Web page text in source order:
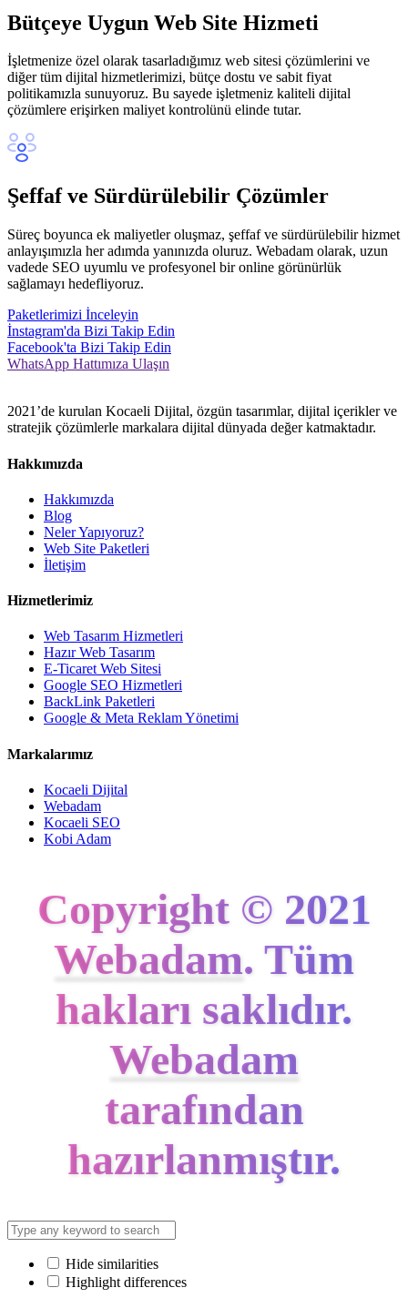
Bütçeye Uygun Web Site Hizmeti
İşletmenize özel olarak tasarladığımız web sitesi çözümlerini ve
diğer tüm dijital hizmetlerimizi, bütçe dostu ve sabit fiyat
politikamızla sunuyoruz. Bu sayede işletmeniz kaliteli dijital
çözümlere erişirken maliyet kontrolünü elinde tutar.
Şeffaf ve Sürdürülebilir Çözümler
Süreç boyunca ek maliyetler oluşmaz, şeffaf ve sürdürülebilir hizmet
anlayışımızla her adımda yanınızda oluruz. Webadam olarak, uzun
vadede SEO uyumlu ve profesyonel bir online görünürlük
sağlamayı hedefliyoruz.
Paketlerimizi İnceleyin
İnstagram'da Bizi Takip Edin
Facebook'ta Bizi Takip Edin
WhatsApp Hattımıza Ulaşın
2021’de kurulan Kocaeli Dijital, özgün tasarımlar, dijital içerikler ve
stratejik çözümlerle markalara dijital dünyada değer katmaktadır.
Hakkımızda
Hakkımızda
Blog
Neler Yapıyoruz?
Web Site Paketleri
İletişim
Hizmetlerimiz
Web Tasarım Hizmetleri
Hazır Web Tasarım
E-Ticaret Web Sitesi
Google SEO Hizmetleri
BackLink Paketleri
Google & Meta Reklam Yönetimi
Markalarımız
Kocaeli Dijital
Webadam
Kocaeli SEO
Kobi Adam
Copyright © 2021
Webadam. Tüm
hakları saklıdır.
Webadam
tarafından
hazırlanmıştır.
Hide similarities
Highlight differences